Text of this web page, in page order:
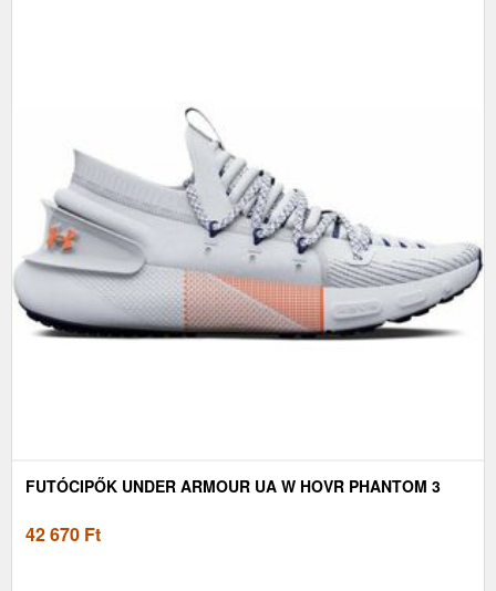
FUTÓCIPŐK UNDER ARMOUR UA W HOVR PHANTOM 3
42 670 Ft